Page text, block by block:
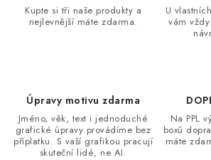
Kupte si tři naše produkty a
nejlevnější máte zdarma.
U
vám
Úpravy motivu zdarma
Jméno, věk, text i jednoduché
grafické úpravy provádíme bez
příplatku. S vaší grafikou pracují
skuteční lidé, ne AI.
Na PPL
boxů
máte